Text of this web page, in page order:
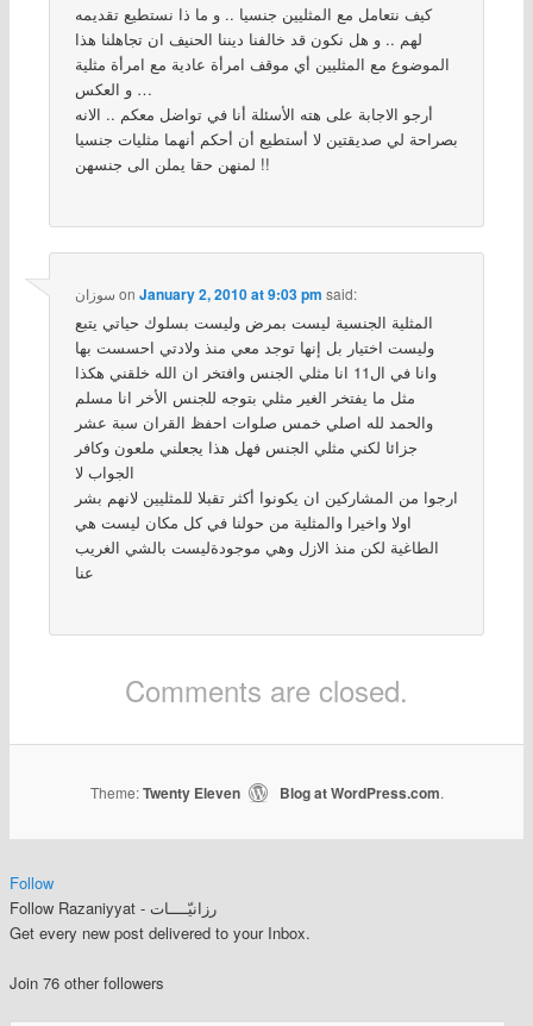
كيف نتعامل مع المثليين جنسيا .. و ما ذا نستطيع تقديمه
لهم .. و هل نكون قد خالفنا ديننا الحنيف ان تجاهلنا هذا
الموضوع مع المثليين أي موقف امرأة عادية مع امرأة مثلية
و العكس …
أرجو الاجابة على هته الأسئلة أنا في تواضل معكم .. الانه
بصراحة لي صديقتين لا أستطيع أن أحكم أنهما مثليات جنسيا
لمنهن حقا يملن الى جنسهن !!
سوزان on January 2, 2010 at 9:03 pm said:
المثلية الجنسية ليست بمرض وليست بسلوك حياتي يتبع
وليست اختيار بل إنها توجد معي منذ ولادتي احسست بها
وانا في ال11 انا مثلي الجنس وافتخر ان الله خلقني هكذا
مثل ما يفتخر الغير مثلي بتوجه للجنس الأخر انا مسلم
والحمد لله اصلي خمس صلوات احفظ القران سبة عشر
جزائا لكني مثلي الجنس فهل هذا يجعلني ملعون وكافر
الجواب لا
ارجوا من المشاركين ان يكونوا أكثر تقبلا للمثليين لانهم بشر
اولا واخيرا والمثلية من حولنا في كل مكان ليست هي
الطاغية لكن منذ الازل وهي موجودةليست بالشي الغريب
عنا
Comments are closed.
Theme:Twenty Eleven |
Blog at WordPress.com.
Follow
Follow Razaniyyat - رزانيّــــات
Get every new post delivered to your Inbox.
Join 76 other followers